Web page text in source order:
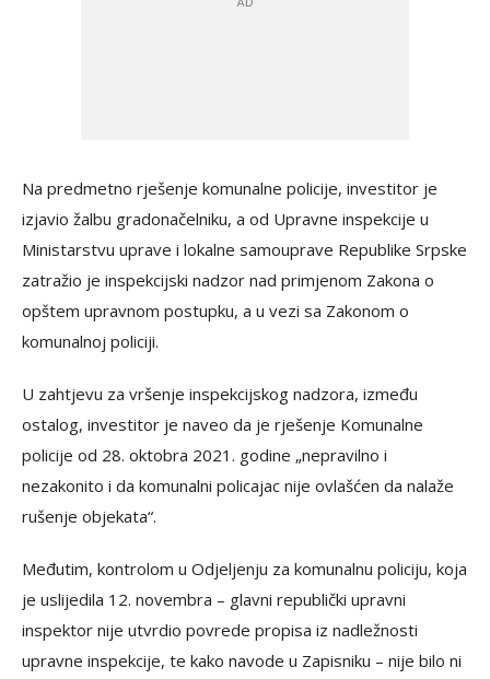
Na predmetno rješenje komunalne policije, investitor je
izjavio žalbu gradonačelniku, a od Upravne inspekcije u
Ministarstvu uprave i lokalne samouprave Republike Srpske
zatražio je inspekcijski nadzor nad primjenom Zakona o
opštem upravnom postupku, a u vezi sa Zakonom o
komunalnoj policiji.
U zahtjevu za vršenje inspekcijskog nadzora, između
ostalog, investitor je naveo da je rješenje Komunalne
policije od 28. oktobra 2021. godine „nepravilno i
nezakonito i da komunalni policajac nije ovlašćen da nalaže
rušenje objekata“.
Međutim, kontrolom u Odjeljenju za komunalnu policiju, koja
je uslijedila 12. novembra – glavni republički upravni
inspektor nije utvrdio povrede propisa iz nadležnosti
upravne inspekcije, te kako navode u Zapisniku – nije bilo ni